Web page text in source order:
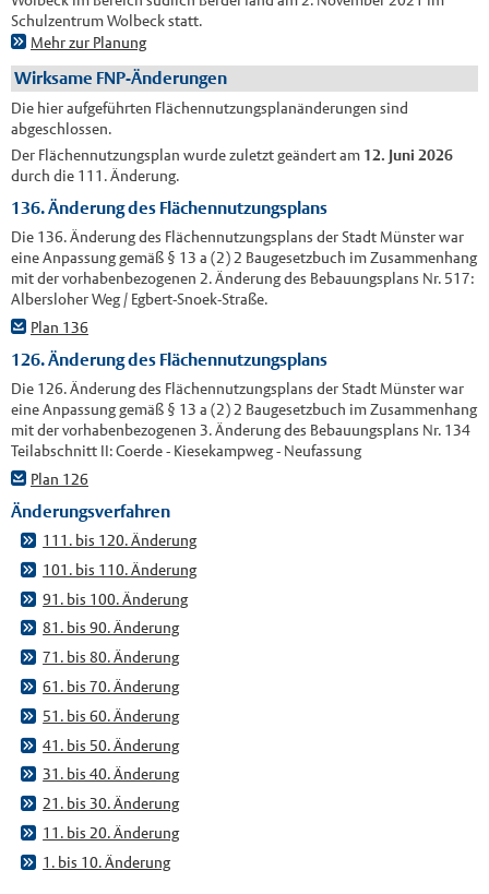
Schulzentrum Wolbeck statt.
Mehr zur Planung
Wirksame FNP-Änderungen
Die hier aufgeführten Flächennutzungsplanänderungen sind
abgeschlossen.
Der Flächennutzungsplan wurde zuletzt geändert am 12. Juni 2026
durch die 111. Änderung.
136. Änderung des Flächennutzungsplans
Die 136. Änderung des Flächennutzungsplans der Stadt Münster war
eine Anpassung gemäß § 13 a (2) 2 Baugesetzbuch im Zusammenhang
mit der vorhabenbezogenen 2. Änderung des Bebauungsplans Nr. 517:
Albersloher Weg / Egbert-Snoek-Straße.
Plan 136
126. Änderung des Flächennutzungsplans
Die 126. Änderung des Flächennutzungsplans der Stadt Münster war
eine Anpassung gemäß § 13 a (2) 2 Baugesetzbuch im Zusammenhang
mit der vorhabenbezogenen 3. Änderung des Bebauungsplans Nr. 134
Teilabschnitt II: Coerde - Kiesekampweg - Neufassung
Plan 126
Änderungsverfahren
111. bis 120. Änderung
101. bis 110. Änderung
91. bis 100. Änderung
81. bis 90. Änderung
71. bis 80. Änderung
61. bis 70. Änderung
51. bis 60. Änderung
41. bis 50. Änderung
31. bis 40. Änderung
21. bis 30. Änderung
11. bis 20. Änderung
1. bis 10. Änderung